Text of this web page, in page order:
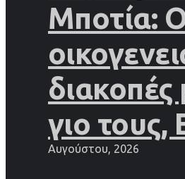
Μποτία:
διακοπές
γιο τους,
Αυγούστου, 2026